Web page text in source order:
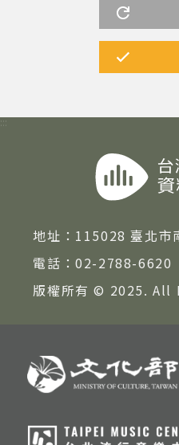
:::
地址： 115028 臺北市
電話：02-2788-6620
版權所有 © 2025. All